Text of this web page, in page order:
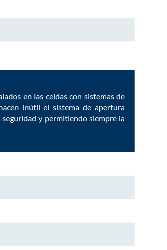
en las celdas con sistemas de
inútil el sistema de apertura
y permitiendo siempre la